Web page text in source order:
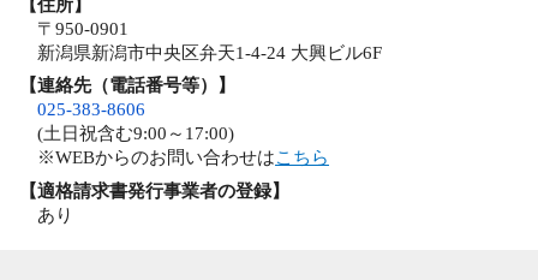
【住所】
〒950-0901
新潟県新潟市中央区弁天1-4-24 大興ビル6F
【連絡先（電話番号等）】
025-383-8606
(土日祝含む9:00～17:00)
※WEBからのお問い合わせはこちら
【適格請求書発行事業者の登録】
あり